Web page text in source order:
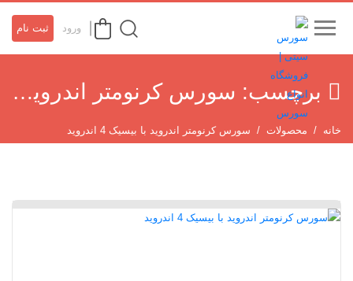
ورود ثبت نام
برچسب: سورس کرنومتر اندروید با بیسیک 4 اندروید
خانه محصولات سورس کرنومتر اندروید با بیسیک 4 اندروید